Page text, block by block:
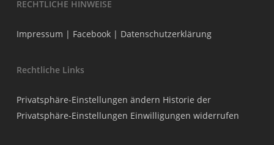
RECHTLICHE HINWEISE
Impressum | Facebook| Datenschutzerklärung
Rechtliche Links
Privatsphäre-Einstellungen ändern Historie der
Privatsphäre-Einstellungen Einwilligungen widerrufen